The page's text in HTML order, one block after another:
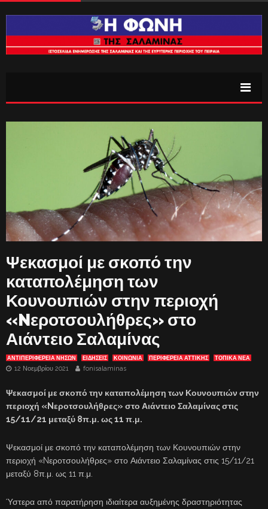
Ψεκασμοί με σκοπό την
καταπολέμηση των
Κουνουπιών στην περιοχή
«Nεροτσουλήθρες» στο
Αιάντειο Σαλαμίνας
ΑΝΤΙΠΕΡΙΦΈΡΕΙΑ ΝΉΣΩΝ ΕΙΔΗΣΕΙΣ ΚΟΙΝΩΝΙΑ ΠΕΡΙΦΕΡΕΙΑ ΑΤΤΙΚΗΣ ΤΟΠΙΚΑ ΝΕΑ
12 Νοεμβρίου 2021 fonisalaminas
Ψεκασμοί με σκοπό την καταπολέμηση των Κουνουπιών στην
περιοχή «Nεροτσουλήθρες» στο Αιάντειο Σαλαμίνας στις
15/11/21 μεταξύ 8π.μ. ως 11 π.μ.
Ψεκασμοί με σκοπό την καταπολέμηση των Κουνουπιών στην
περιοχή «Nεροτσουλήθρες» στο Αιάντειο Σαλαμίνας στις 15/11/21
μεταξύ 8π.μ. ως 11 π.μ.
Ύστερα από παρατήρηση ιδιαίτερα αυξημένης δραστηριότητας